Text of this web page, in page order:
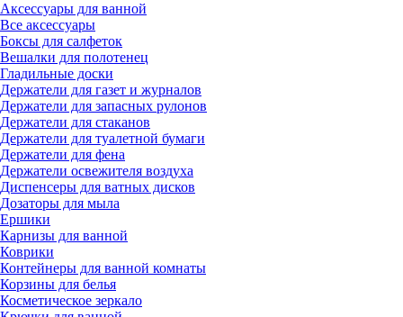
Аксессуары для ванной
Все аксессуары
Боксы для салфеток
Вешалки для полотенец
Гладильные доски
Держатели для газет и журналов
Держатели для запасных рулонов
Держатели для стаканов
Держатели для туалетной бумаги
Держатели для фена
Держатели освежителя воздуха
Диспенсеры для ватных дисков
Дозаторы для мыла
Ершики
Карнизы для ванной
Коврики
Контейнеры для ванной комнаты
Корзины для белья
Косметическое зеркало